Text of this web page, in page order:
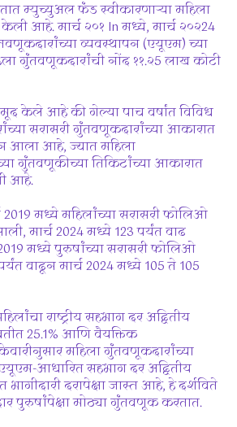
म्युच्युअल फंड स्वीकारणार्‍या महिला
आहे. मार्च २०१ In मध्ये, मार्च २०२24
व्यवस्थापन (एयूएम) च्या
गुंतवणूकदारांची नोंद ११.२5 लाख कोटी
केले आहे की गेल्या पाच वर्षांत विविध
सरासरी गुंतवणूकदारांच्या आकारात
आला आहे, ज्यात महिला
गुंतवणूकीच्या तिकिटांच्या आकारात
आहे.
2019 मध्ये महिलांच्या सरासरी फोलिओ
मार्च 2024 मध्ये 123 पर्यंत वाढ
मध्ये पुरुषांच्या सरासरी फोलिओ
वाढून मार्च 2024 मध्ये 105 ते 105
राष्ट्रीय सहभाग दर अद्वितीय
25.1% आणि वैयक्तिक
महिला गुंतवणूकदारांच्या
आधारित सहभाग दर अद्वितीय
दरापेक्षा जास्त आहे, हे दर्शविते
पुरुषांपेक्षा मोठ्या गुंतवणूक करतात.